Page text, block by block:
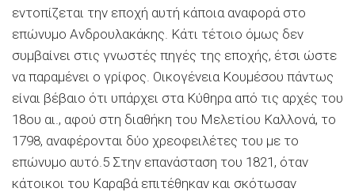
εντοπίζεται την εποχή αυτή κάποια αναφορά στο
επώνυμο Ανδρουλακάκης. Kάτι τέτοιο όμως δεν
συμβαίνει στις γνωστές πηγές της εποχής, έτσι ώστε
να παραμένει ο γρίφος. Οικογένεια Κουμέσου πάντως
είναι βέβαιο ότι υπάρχει στα Κύθηρα από τις αρχές του
18ου αι., αφού στη διαθήκη του Μελετίου Καλλονά, το
1798, αναφέρονται δύο χρεοφειλέτες του με το
επώνυμο αυτό.5 Στην επανάσταση του 1821, όταν
κάτοικοι του Καραβά επιτέθηκαν και σκότωσαν